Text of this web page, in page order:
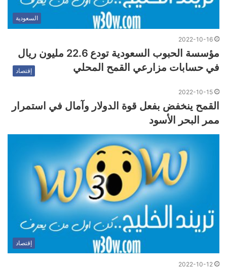
السعودية
2022-10-16
مؤسسة الحبوب السعودية تودع 22.6 مليون ريال
في حسابات مزارعي القمح المحلي
إقتصاد
2022-10-15
القمح ينخفض ​​بفعل قوة الدولار وآمال في استمرار
ممر البحر الأسود
إقتصاد
2022-10-12